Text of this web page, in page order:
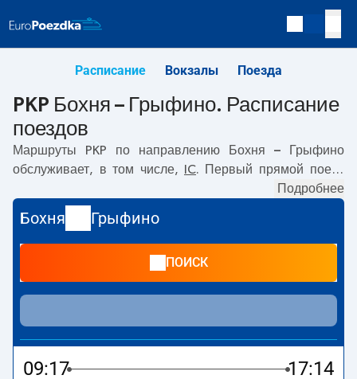
Расписание Вокзалы Поезда
PKP Бохня – Грыфино. Расписание
поездов
Маршруты PKP по направлению
Бохня – Грыфино
обслуживает, в том числе,
IC. Первый прямой поезд
поезд до Грыфино отправляется в 15:18. Самое быстрое
путешествие предлагает прямой поезд
Поездка на нём занимает07:43 . По маршрутуБохня–
также курсируют другие поезда:
более низкую цену билета и, как правило, более долгое
время в пути. Поезд заканчивает маршрут на станции
Грыфино.
Подробнее
Бохня Грыфино
ПОИСК
09:17 17:14